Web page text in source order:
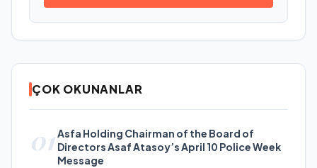
ÇOK OKUNANLAR
01Asfa Holding Chairman of the Board of
Directors Asaf Atasoy’s April 10 Police Week
Message